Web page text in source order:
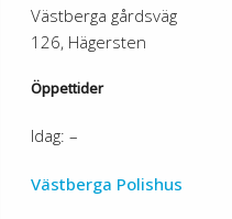
Västberga gårdsväg
126, Hägersten
Öppettider
Idag: –
Västberga Polishus